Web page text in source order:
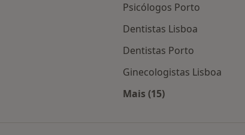
Psicólogos Porto
Dentistas Lisboa
Dentistas Porto
Ginecologistas Lisboa
Mais (15)